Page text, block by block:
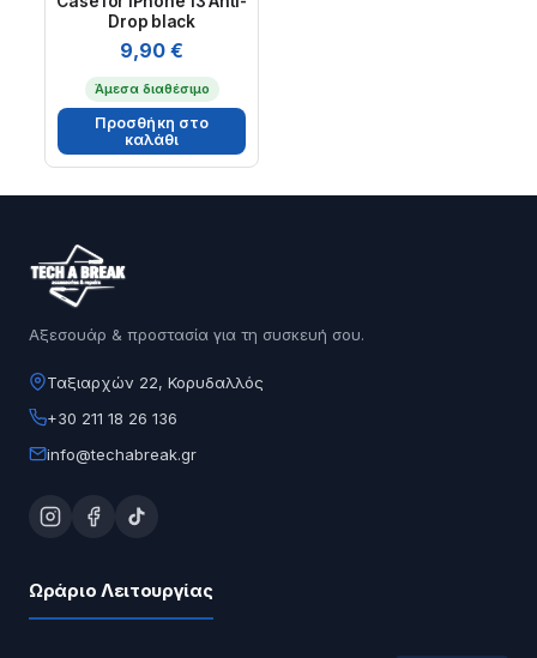
Drop black
9,90€
Άμεσα διαθέσιμο
Προσθήκη στο
καλάθι
Αξεσουάρ & προστασία για τη συσκευή σου.
Ταξιαρχών 22, Κορυδαλλός
+30 211 18 26 136
info@techabreak.gr
Ωράριο Λειτουργίας